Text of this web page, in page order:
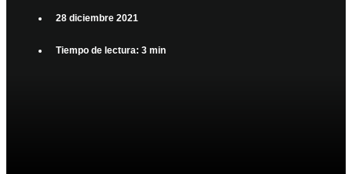
28 diciembre 2021
Tiempo de lectura: 3 min